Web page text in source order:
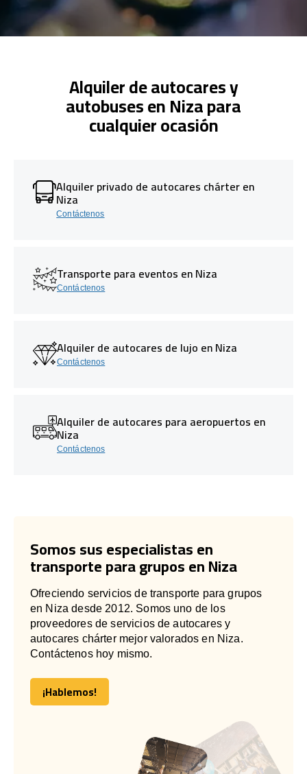
Alquiler de autocares y
autobuses en Niza para
cualquier ocasión
Alquiler privado de autocares chárter en
Niza
Contáctenos
Transporte para eventos en Niza
Contáctenos
Alquiler de autocares de lujo en Niza
Contáctenos
Alquiler de autocares para aeropuertos en
Niza
Contáctenos
Somos sus especialistas en
transporte para grupos en Niza
Ofreciendo servicios de transporte para grupos
en Niza desde 2012. Somos uno de los
proveedores de servicios de autocares y
autocares chárter mejor valorados en Niza.
Contáctenos hoy mismo.
¡Hablemos!
¡Hablemos!